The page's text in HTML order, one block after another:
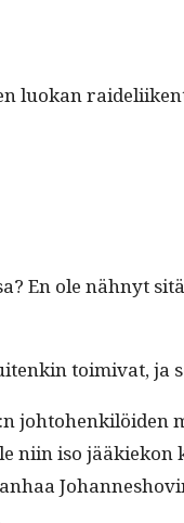
luokan
En ole näh­nyt
toimi­vat, ja
johto­henkilöi­den
niin iso